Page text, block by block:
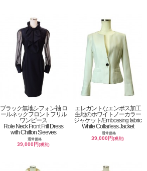
ブラック無地シフォン袖 ロ
ールネックフロントフリル
ワンピース
Role Neck Front Frill Dress
with Chiffon Sleeves
通常価格
39,000円(税別)
エレガントなエンボス加工
生地のホワイトノーカラー
ジャケット/Embossing fabric
White Collarless Jacket
通常価格
39,000円(税別)